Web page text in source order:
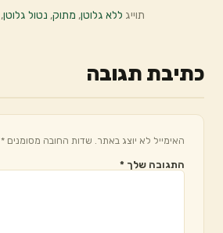
תוייג ללא גלוטן, מתוק, נטול גלוטן,
כתיבת תגובה
האימייל לא יוצג באתר. שדות החובה מסומנים *
התגובה שלך *